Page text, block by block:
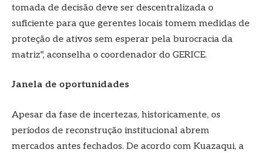
tomada de decisão deve ser descentralizada o
suficiente para que gerentes locais tomem medidas de
proteção de ativos sem esperar pela burocracia da
matriz", aconselha o coordenador do GERICE.
Janela de oportunidades
Apesar da fase de incertezas, historicamente, os
períodos de reconstrução institucional abrem
mercados antes fechados. De acordo com Kuazaqui, a